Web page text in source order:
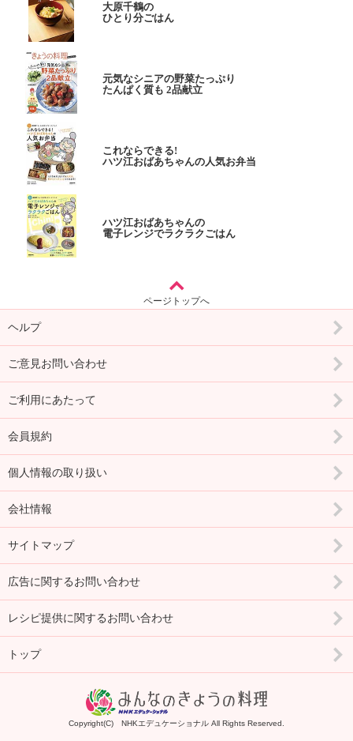
大原千鶴の
ひとり分ごはん
元気なシニアの野菜たっぷり
たんぱく質も 2品献立
これならできる!
ハツ江おばあちゃんの人気お弁当
ハツ江おばあちゃんの
電子レンジでラクラクごはん
ページトップへ
ヘルプ
ご意見お問い合わせ
ご利用にあたって
会員規約
個人情報の取り扱い
会社情報
サイトマップ
広告に関するお問い合わせ
レシピ提供に関するお問い合わせ
トップ
Copyright(C) NHKエデュケーショナル All Rights Reserved.